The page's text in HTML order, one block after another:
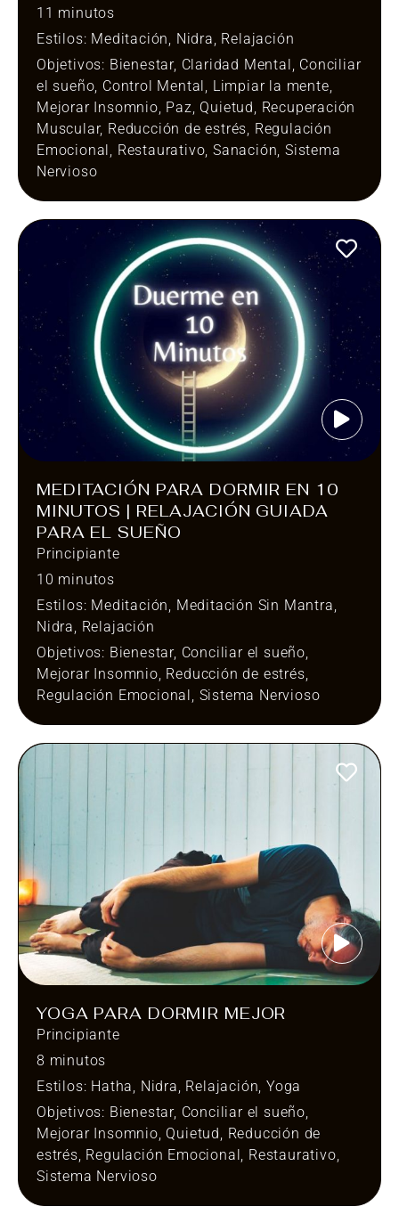
11 minutos
Estilos: Meditación, Nidra, Relajación
Objetivos: Bienestar, Claridad Mental , Conciliar
el sueño, Control Mental , Limpiar la mente,
Mejorar Insomnio, Paz, Quietud, Recuperación
Muscular, Reducción de estrés, Regulación
Emocional , Restaurativo,Sanación,Sistema
Nervioso
MEDITACIÓN PARA DORMIR EN 10
MINUTOS | RELAJACIÓN GUIADA
PARA EL SUEÑO
Principiante
10 minutos
Estilos: Meditación, Meditación Sin Mantra,
Nidra, Relajación
Objetivos: Bienestar, Conciliar el sueño,
Mejorar Insomnio, Reducción de estrés,
Regulación Emocional, Sistema Nervioso
YOGA PARA DORMIR MEJOR
Principiante
8 minutos
Estilos: Hatha Nidra Relajación ,Yoga
Objetivos: Bienestar, Conciliar el sueño
Mejorar Insomnio Quietud
Reducción de
estrés Regulación Emocional Restaurativo
Sistema Nervioso